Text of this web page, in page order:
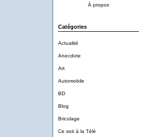
À propos
Catégories
Actualité
Anecdote
Art
Automobile
BD
Blog
Bricolage
Ce soir à la Télé